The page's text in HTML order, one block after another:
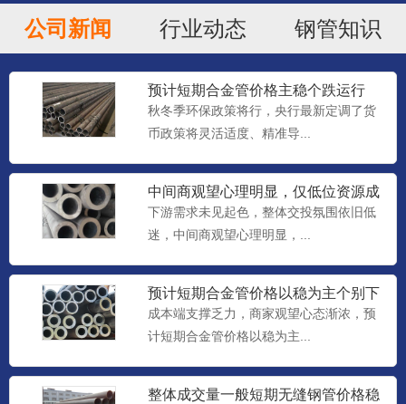
公司新闻 行业动态 钢管知识
预计短期合金管价格主稳个跌运行
秋冬季环保政策将行，央行最新定调了货
币政策将灵活适度、精准导...
中间商观望心理明显，仅低位资源成
交尚可，预计短期合金管价格
下游需求未见起色，整体交投氛围依旧低
迷，中间商观望心理明显，...
预计短期合金管价格以稳为主个别下
调
成本端支撑乏力，商家观望心态渐浓，预
计短期合金管价格以稳为主...
整体成交量一般短期无缝钢管价格稳